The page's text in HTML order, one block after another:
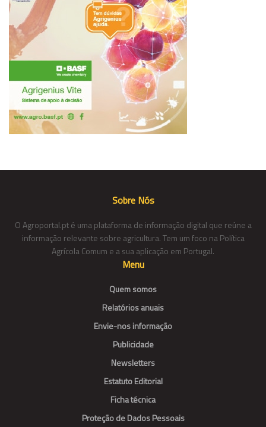
Sobre Nós
O Agroportal.pt é uma plataforma de informação digital que reúne a
informação relevante sobre agricultura. Tem um foco na Política
Agrícola Comum e a sua aplicação em Portugal.
Menu
Quem somos
Relatórios anuais
Envie-nos informação
Publicidade
Newsletters
Estatuto Editorial
Ficha técnica
Proteção de Dados Pessoais